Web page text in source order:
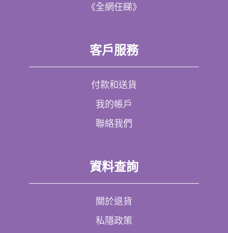
《全網任睇》
客戶服務
付款和送貨
我的帳戶
聯絡我們
資料查詢
關於退貨
私隱政策